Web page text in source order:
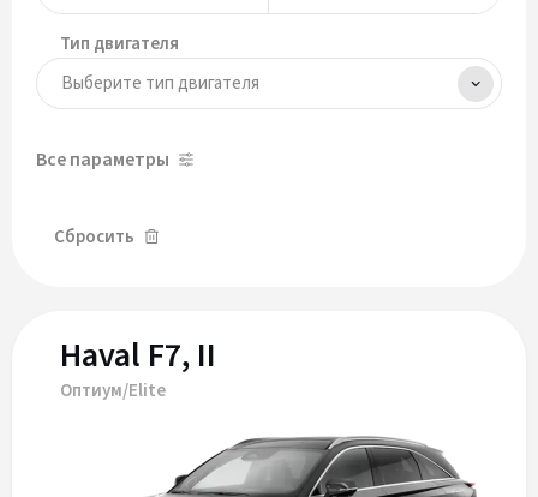
Тип двигателя
Все параметры
Сбросить
Haval F7, II
Оптиум/Elite